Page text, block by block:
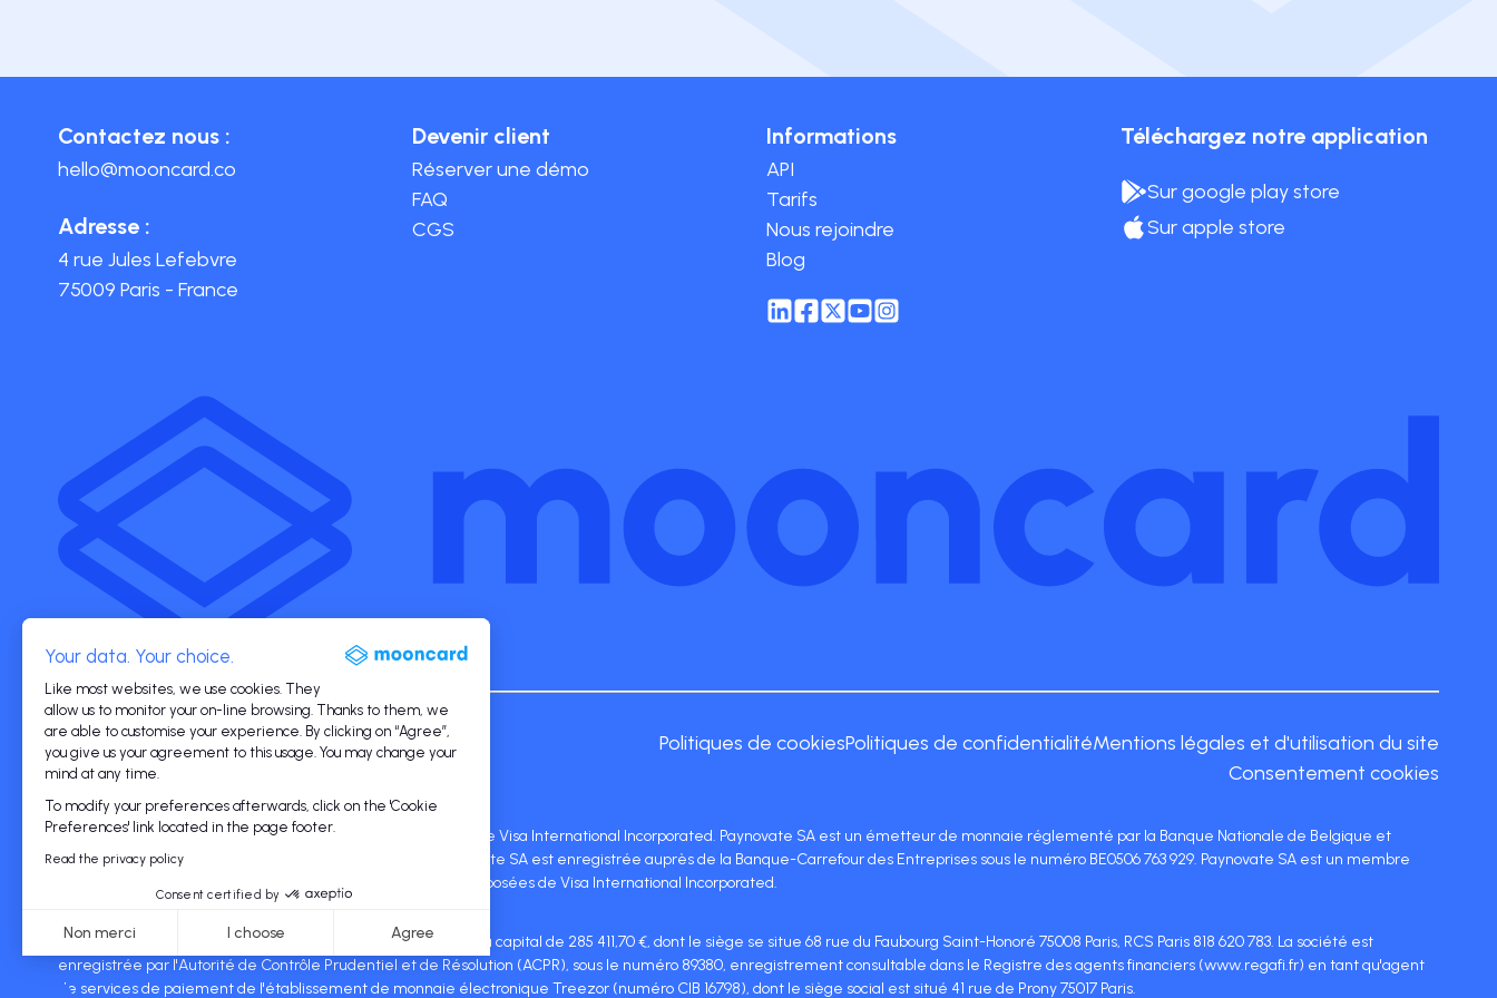
Your data. Your choice.
Like most websites, we use cookies. They
allow us to monitor your on-line browsing. Thanks to them, we
are able to customise your experience. By clicking on “Agree”,
you give us your agreement to this usage. You may change your
mind at any time.
To modify your preferences afterwards, click on the 'Cookie
Preferences' link located in the page footer.
Read the privacy policy
Consent certified by
Non merci I choose Agree
Axeptio consent
Consent Management Platform: Personalize Your Options
Contactez nous :
hello@mooncard.co
Adresse :
4 rue Jules Lefebvre
75009 Paris - France
Devenir client
Réserver une démo
FAQ
CGS
Informations
API
Tarifs
Nous rejoindre
Blog
Téléchargez notre application
Sur google play store
Sur apple store
©2026 Mooncard. All rights reserved. Politiques de cookiesPolitiques de confidentialitéMentions légales et d'utilisation du site
Consentement cookies
La carte Mooncard est émise par Paynovate SA sous licence de Visa International Incorporated. Paynovate SA est un émetteur de monnaie réglementé par la Banque Nationale de Belgique et
titulaire d'un passeport dans tous les pays européens. Paynovate SA est enregistrée auprès de la Banque-Carrefour des Entreprises sous le numéro BE0506 763 929. Paynovate SA est un membre
principal de Visa. Visa et la marque Visa sont des marques déposées de Visa International Incorporated.
Le site mooncard.co est édité par la société Moongroup SAS au capital de 285 411,70 €, dont le siège se situe 68 rue du Faubourg Saint-Honoré 75008 Paris, RCS Paris 818 620 783. La société est
enregistrée par l'Autorité de Contrôle Prudentiel et de Résolution (ACPR), sous le numéro 89380, enregistrement consultable dans le Registre des agents financiers (www.regafi.fr) en tant qu'agent
de services de paiement de l'établissement de monnaie électronique Treezor (numéro CIB 16798), dont le siège social est situé 41 rue de Prony 75017 Paris.